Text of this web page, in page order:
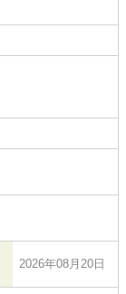
2026年08月20日